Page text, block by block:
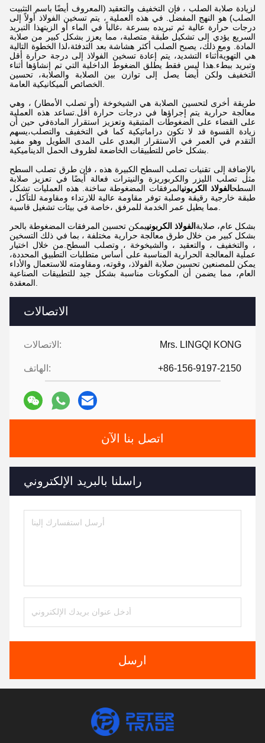
الاتصالات
الاتصالات: Mrs. LINGQI KONG
الهاتف: +86-156-9197-2150
اتصل بنا الآن
راسلنا بالبريد الإلكتروني
ارسل
لزيادة صلابة الصلب ، فإن التخفيف والتعقيد (المعروف أيضًا باسم التثبيت
الصلب) هو النهج المفضل. في هذه العملية ، يتم تسخين الفولاذ أولاً إلى
درجات حرارة عالية ثم تبريده بسرعة ،غالباً في الماء أو الزيتهذا التبريد
السريع يؤدي إلى تشكيل طبقة متصلبة، مما يعزز بشكل كبير من صلابة
المادة. ومع ذلك، يصبح الصلب أكثر هشاشة بعد التدفئة،لذا الخطوة التالية
هي التهويةأثناء التشديد، يتم إعادة تسخين الفولاذ إلى درجة حرارة أقل
وتبريد ببطء.هذا ليس فقط يطلق الضغوط الداخلية التي تم إنشاؤها أثناء
التخفيف ولكن أيضا يصل إلى توازن بين الصلابة والصلابة، تحسين
طريقة أخرى لتحسين الصلابة هي الشيخوخة (أو تصلب الأمطار) ، وهي
معالجة حرارية يتم إجراؤها في درجات حرارة أقل.تساعد هذه العملية
على القضاء على الضغوطات المتبقية وتعزيز استقرار المادةفي حين أن
زيادة القسوة قد لا تكون دراماتيكية كما في التخفيف والتصلب،يسهم
التقدم في العمر في الاستقرار البعدي على المدى الطويل وهو مفيد
بالإضافة إلى تقنيات تصلب السطح الكبيرة هذه ، فإن طرق تصلب السطح
مثل تصلب الليزر والكربوريزة والنيترات فعالة أيضًا في تعزيز صلابة
السطحالفولاذ الكربونيالمرفقات المضغوطة ساخنة. هذه العمليات تشكل
طبقة خارجية رقيقة وصلبة توفر مقاومة عالية للارتداء ومقاومة للتآكل ،
بشكل عام، صلابة الفولاذ الكربونييمكن تحسين المرفقات المضغوطة بالحر
بشكل كبير من خلال طرق معالجة حرارية مختلفة ، بما في ذلك التسخين
، والتخفيف ، والتعقيد ، والشيخوخة ، وتصلب السطح.من خلال اختيار
عملية المعالجة الحرارية المناسبة على أساس متطلبات التطبيق المحددة،
يمكن للمصنعين تحسين صلابة الفولاذ، وقوته، ومقاومته للاستعمال والأداء
العام، مما يضمن أن المكونات مناسبة بشكل جيد للتطبيقات الصناعية